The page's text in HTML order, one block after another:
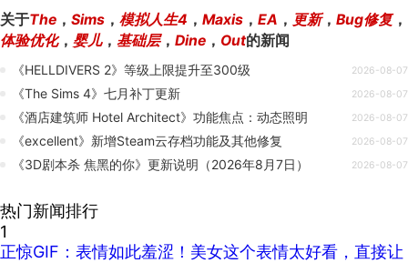
关于The ， Sims ， 模拟人生4 ， Maxis ， EA ， 更新， Bug修复，
体验优化， 婴儿， 基础层， Dine ， Out的新闻
《HELLDIVERS 2》等级上限提升至300级 2026-08-07
《The Sims 4》七月补丁更新 2026-08-07
《酒店建筑师 Hotel Architect》功能焦点：动态照明 2026-08-07
《excellent》新增Steam云存档功能及其他修复 2026-08-07
《3D剧本杀 焦黑的你》更新说明（2026年8月7日） 2026-08-07
热门新闻排行
1
正惊GIF：表情如此羞涩！美女这个表情太好看，直接让